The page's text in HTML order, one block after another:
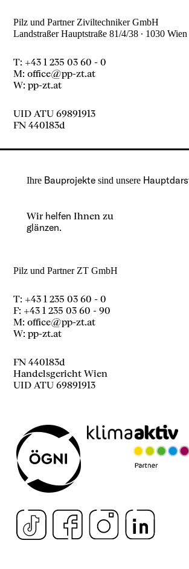
Pilz und Partner Ziviltechniker GmbH
Landstraßer Hauptstraße 81/4/38 ∙ 1030 Wien
T: +43 1 235 03 60 - 0
M:office@pp-zt.at
W:pp-zt.at
UID ATU 69891913
FN 440183d
Ihre Bauprojekte sind unsere
Wir helfen Ihnen zu
glänzen.
Pilz und Partner ZT GmbH
T: +43 1 235 03 60 - 0
F: +43 1 235 03 60 - 90
M:office@pp-zt.at
W:pp-zt.at
FN 440183d
Handelsgericht Wien
UID ATU 69891913